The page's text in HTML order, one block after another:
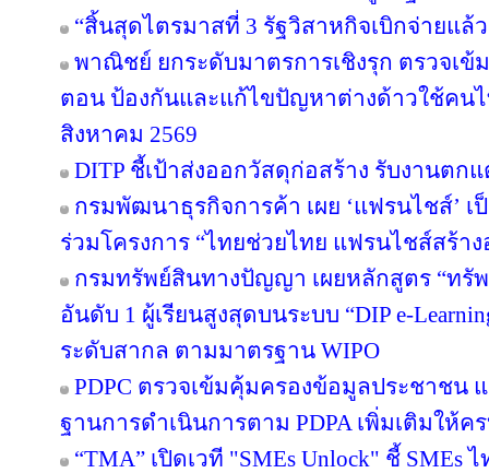
“สิ้นสุดไตรมาสที่ 3 รัฐวิสาหกิจเบิกจ่ายแล้
พาณิชย์ ยกระดับมาตรการเชิงรุก ตรวจเ
ตอน ป้องกันและแก้ไขปัญหาต่างด้าวใช้คนไ
สิงหาคม 2569
DITP ชี้เป้าส่งออกวัสดุก่อสร้าง รับงานตก
กรมพัฒนาธุรกิจการค้า เผย ‘แฟรนไชส์’
ร่วมโครงการ “ไทยช่วยไทย แฟรนไชส์สร้า
กรมทรัพย์สินทางปัญญา เผยหลักสูตร “ท
อันดับ 1 ผู้เรียนสูงสุดบนระบบ “DIP e-
ระดับสากล ตามมาตรฐาน WIPO
PDPC ตรวจเข้มคุ้มครองข้อมูลประชาชน
ฐานการดำเนินการตาม PDPA เพิ่มเติมให้ค
“TMA” เปิดเวที "SMEs Unlock" ชี้ SMEs